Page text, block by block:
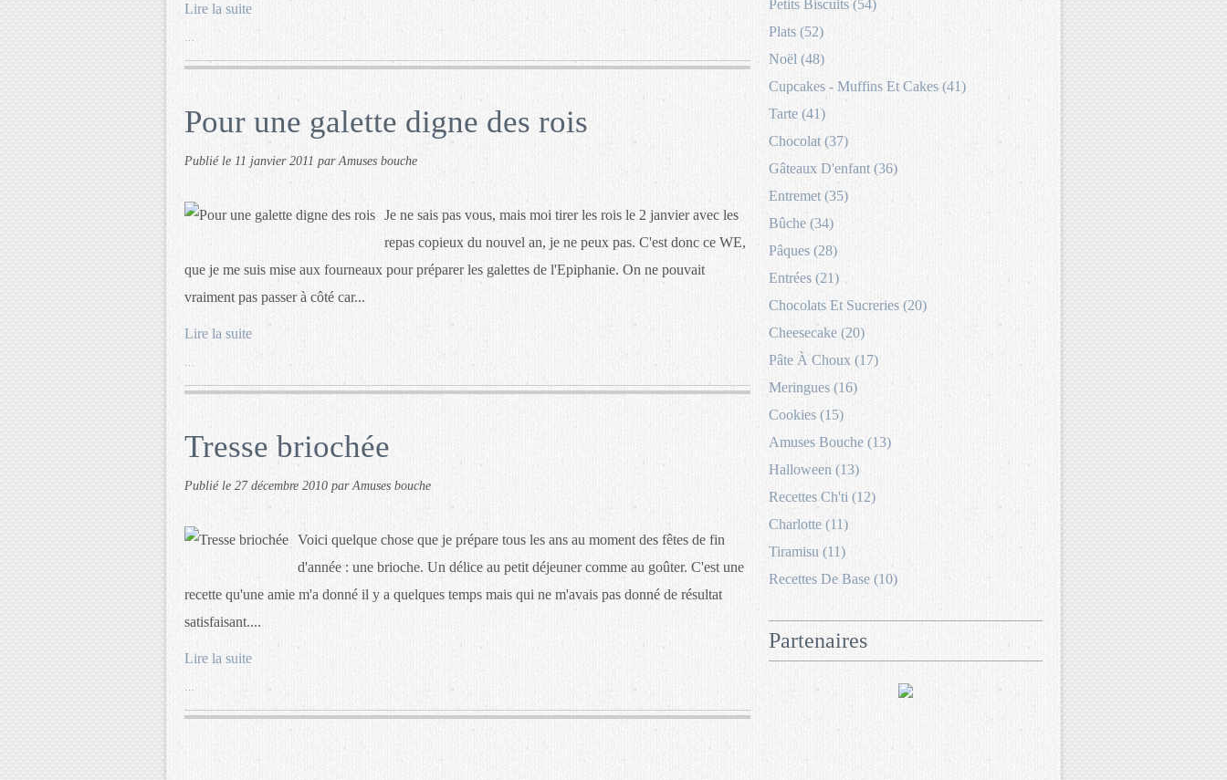
Lire la suite
Pour une galette digne des rois
Publié le 11 janvier 2011 par Amuses bouche
Je ne sais pas vous, mais moi tirer les rois le 2 janvier avec les
repas copieux du nouvel an, je ne peux pas. C'est donc ce WE,
que je me suis mise aux fourneaux pour préparer les galettes de l'Epiphanie. On ne pouvait
vraiment pas passer à côté car...
Lire la suite
Tresse briochée
Publié le 27 décembre 2010 par Amuses bouche
Voici quelque chose que je prépare tous les ans au moment des fêtes de fin
d'année : une brioche. Un délice au petit déjeuner comme au goûter. C'est une
recette qu'une amie m'a donné il y a quelques temps mais qui ne m'avais pas donné de résultat
satisfaisant....
Lire la suite
Petits Biscuits (54)
Plats (52)
Noël (48)
Cupcakes - Muffins Et Cakes (41)
Tarte (41)
Chocolat (37)
Gâteaux D'enfant (36)
Entremet (35)
Bûche (34)
Pâques (28)
Entrées (21)
Chocolats Et Sucreries (20)
Cheesecake (20)
Pâte À Choux (17)
Meringues (16)
Cookies (15)
Amuses Bouche (13)
Halloween (13)
Recettes Ch'ti (12)
Charlotte (11)
Tiramisu (11)
Recettes De Base (10)
Partenaires